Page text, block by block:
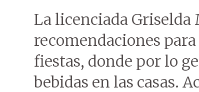
La licenciada
recomendaciones
fiestas, donde por lo
bebidas en las casas.